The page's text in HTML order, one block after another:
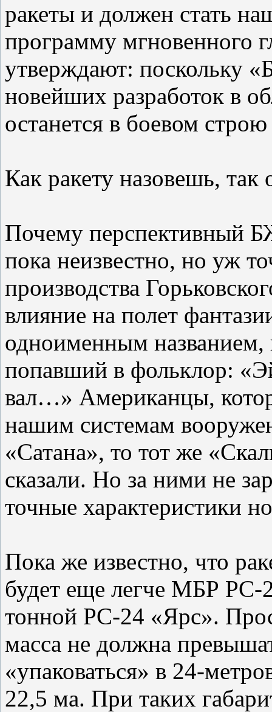
ракеты и должен стать
программу мгновенного
утверждают: поскольку
новейших разработок в
останется в боевом
Как ракету назовешь, так
Почему перспективный
пока неизвестно, но уж
производства
влияние на полет
одноименным названием,
попавший в фольклор:
вал…» Американцы,
нашим системам
«Сатана», то тот же
сказали. Но за ними не
точные характеристики
Пока же известно, что
будет еще легче МБР
тонной РС-24 «Ярс».
масса не должна
«упаковаться» в 24-
22,5 ма. При таких